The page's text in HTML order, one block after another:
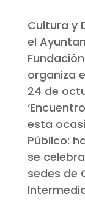
Cultura y
el
organiza
24 de
esta
Público:
se
sedes de